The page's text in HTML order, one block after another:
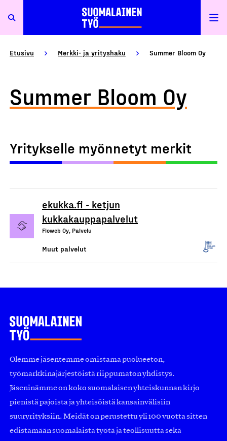
Etusivu Merkki- ja yrityshaku Summer Bloom Oy
Summer Bloom Oy
Yritykselle myönnetyt merkit
ekukka.fi - ketjun
kukkakauppapalvelut
Floweb Oy, Palvelu
Muut palvelut
Olemme jäsentemme omistama puolueeton,
työmarkkinajärjestöistä riippumaton yhdistys.
Jäseninämme on koko suomalaisen yhteiskunnan kirjo
pienistä pajoista ja yhteisöistä kansainvälisiin
suuryrityksiin. Meidät on perustettu yli 100 vuotta sitten
edistämään suomalaista työtä ja teollisuutta sekä